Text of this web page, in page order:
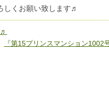
しくお願い致します♬
『第15プリンスマンション1002